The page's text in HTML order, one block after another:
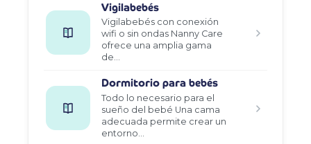
Vigilabebés
Vigilabebés con conexión
wifi o sin ondas Nanny Care
ofrece una amplia gama
de…
Dormitorio para bebés
Todo lo necesario para el
sueño del bebé Una cama
adecuada permite crear un
entorno…